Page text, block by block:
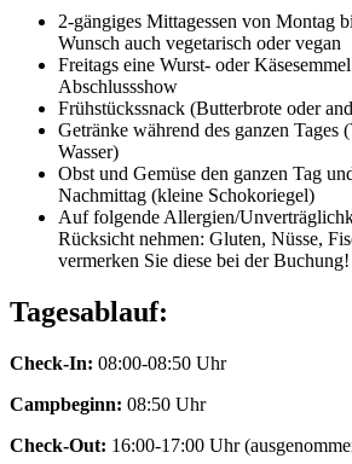
2-gängiges Mittagessen von Montag
Wunsch auch vegetarisch oder vegan
Freitags eine Wurst- oder
Abschlussshow
Frühstückssnack (Butterbrote oder
Getränke während des ganzen Tages
Wasser)
Obst und Gemüse den ganzen Tag
Nachmittag (kleine Schokoriegel)
Auf folgende Allergien/
Rücksicht nehmen: Gluten, Nüsse,
vermerken Sie diese bei der Buchung!
Tagesablauf:
Check-In: 08:00-08:50 Uhr
Campbeginn: 08:50 Uhr
Check-Out: 16:00-17:00 Uhr